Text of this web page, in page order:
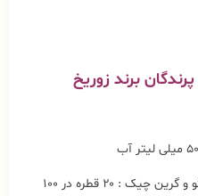
پرندگان برند زوریخ
برای پرندگان بزرگ تر مانند کاسکو و گرین چیک : ۲۰ قطره در ۱۰۰